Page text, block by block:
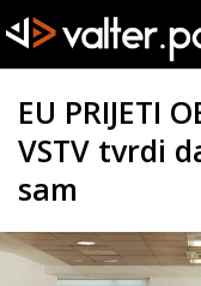
EU PRIJETI
VSTV tvrdi
sam